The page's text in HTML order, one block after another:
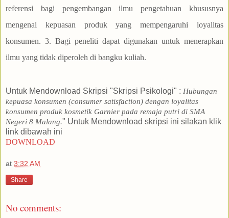
Untuk Mendownload Skripsi "Skripsi Psikologi" : Hubungan
kepuasa konsumen (consumer satisfaction) dengan loyalitas
konsumen produk kosmetik Garnier pada remaja putri di SMA
Negeri 8 Malang." Untuk Mendownload skripsi ini silakan klik
link dibawah ini
DOWNLOAD
at 3:32 AM
Share
No comments: